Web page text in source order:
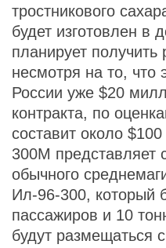
тростникового
будет изготовлен в
планирует получить
несмотря на то, что
России уже $20
контракта, по
составит около
300М представляет
обычного
Ил-96-300, который
пассажиров и 10
будут размещаться